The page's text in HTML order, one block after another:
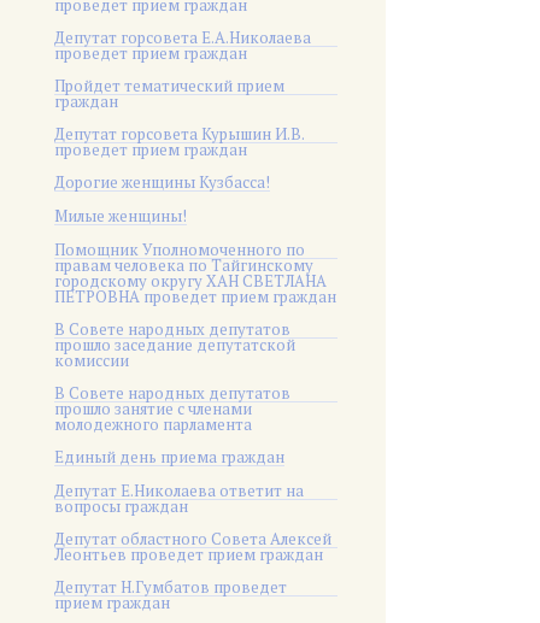
проведет прием граждан
Депутат горсовета Е.А.Николаева
проведет прием граждан
Пройдет тематический прием
граждан
Депутат горсовета Курышин И.В.
проведет прием граждан
Дорогие женщины Кузбасса!
Милые женщины!
Помощник Уполномоченного по
правам человека по Тайгинскому
городскому округу ХАН СВЕТЛАНА
ПЕТРОВНА проведет прием граждан
В Совете народных депутатов
прошло заседание депутатской
комиссии
В Совете народных депутатов
прошло занятие с членами
молодежного парламента
Единый день приема граждан
Депутат Е.Николаева ответит на
вопросы граждан
Депутат областного Совета Алексей
Леонтьев проведет прием граждан
Депутат Н.Гумбатов проведет
прием граждан